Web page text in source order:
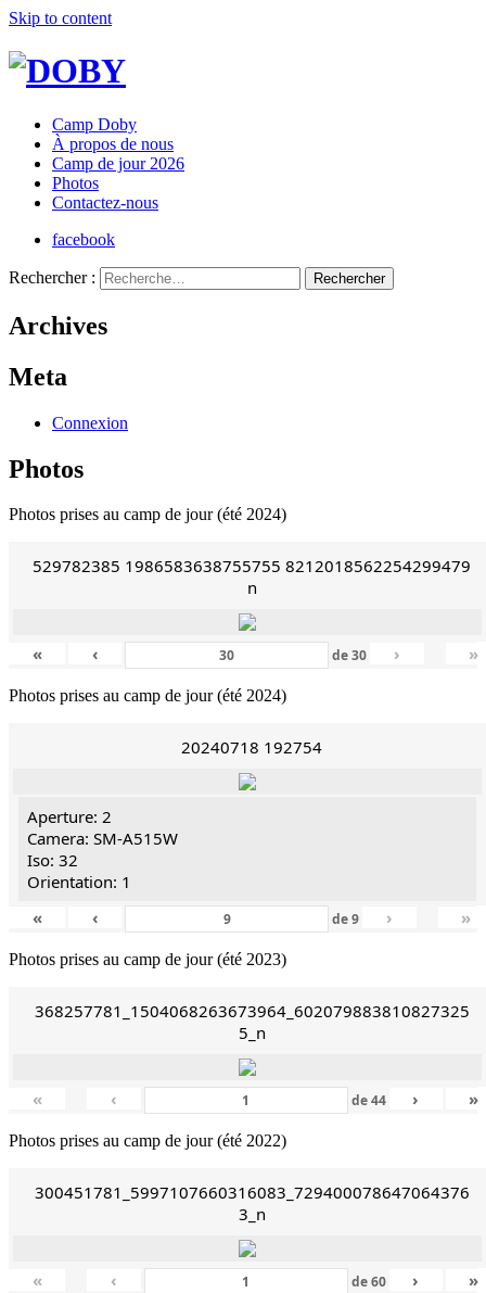
Skip to content
Camp Doby
À propos de nous
Camp de jour 2026
Photos
Contactez-nous
facebook
Rechercher :
Archives
Meta
Connexion
Photos
Photos prises au camp de jour (été 2024)
529782385 1986583638755755 8212018562254299479
n
« ‹ de30 › »
Photos prises au camp de jour (été 2024)
20240718 192754
Aperture: 2
Camera: SM-A515W
Iso: 32
Orientation: 1
«
‹ de9 › »
Photos prises au camp de jour (été 2023)
368257781_1504068263673964_602079883810827325
5_n
« ‹ de44 › »
Photos prises au camp de jour (été 2022)
300451781_5997107660316083_729400078647064376
3_n
« ‹ de60 › »